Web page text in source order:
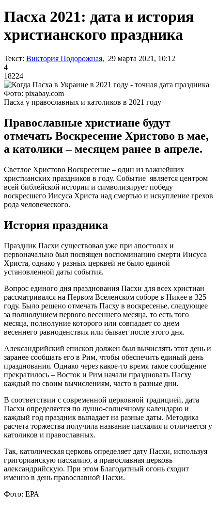
Пасха 2021: дата и история
христианского праздника
Текст: Виктория Подорожная, 29 марта 2021, 10:12
4
18224
Фото: pixabay.com
Пасха у православных и католиков в 2021 году
Православные христиане будут
отмечать Воскресение Христово в мае,
а католики – месяцем ранее в апреле.
Светлое Христово Воскресение – один из важнейших
христианских праздников в году. Событие является центром
всей библейской истории и символизирует победу
воскресшего Иисуса Христа над смертью и искупление грехов
рода человеческого.
История праздника
Праздник Пасхи существовал уже при апостолах и
первоначально был посвящен воспоминанию смерти Иисуса
Христа, однако у разных церквей не было единой
установленной даты события.
Вопрос единого дня празднования Пасхи для всех христиан
рассматривался на Первом Вселенском соборе в Никее в 325
году. Было решено отмечать Пасху в воскресенье, следующее
за полнолунием первого весеннего месяца, то есть того
месяца, полнолуние которого или совпадает со днем
весеннего равноденствия или бывает после этого дня.
Александрийский епископ должен был вычислять этот день и
заранее сообщать его в Рим, чтобы обеспечить единый день
празднования. Однако через какое-то время такое сообщение
прекратилось – Восток и Рим начали праздновать Пасху
каждый по своим вычислениям, часто в разные дни.
В соответствии с современной церковной традицией, дата
Пасхи определяется по лунно-солнечному календарю и
каждый год праздник выпадает на разные даты. Методика
расчета торжества получила название пасхалия и отличается у
католиков и православных.
Так, католическая церковь определяет дату Пасхи, используя
григорианскую пасхалию, а православная церковь –
александрийскую. При этом Благодатный огонь сходит
именно в день православной Пасхи.
Фото: ЕРА